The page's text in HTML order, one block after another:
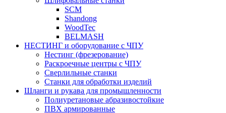
SCM
Shandong
WoodTec
BELMASH
НЕСТИНГ и оборудование с ЧПУ
Нестинг (фрезерование)
Раскроечные центры с ЧПУ
Сверлильные станки
Станки для обработки изделий
Шланги и рукава для промышленности
Полиуретановые абразивостойкие
ПВХ армированные